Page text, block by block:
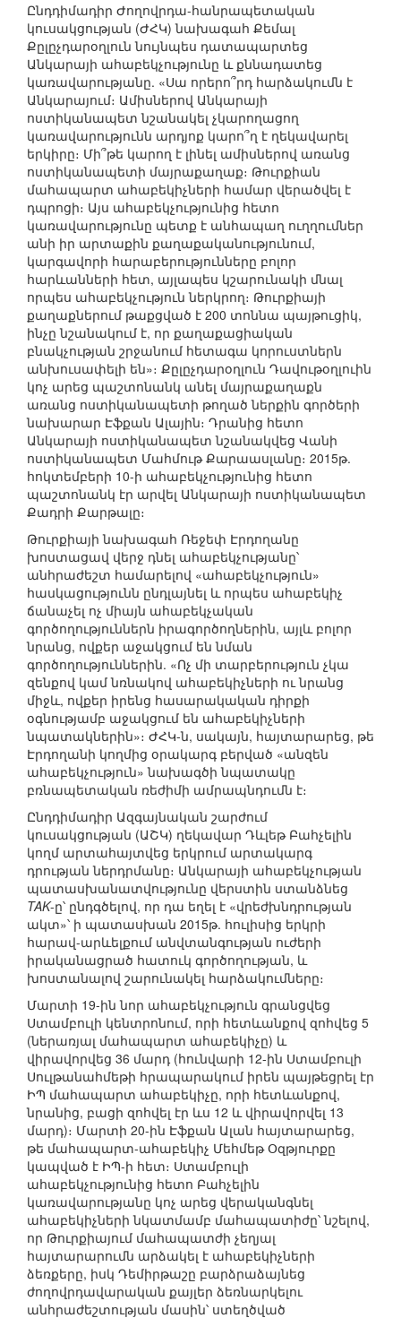
Ընդդիմադիր Ժողովրդա-հանրապետական
կուսակցության (ԺՀԿ) նախագահ Քեմալ
Քըլըչդարօղլուն նույնպես դատապարտեց
Անկարայի ահաբեկչությունը և քննադատեց
կառավարությանը. «Սա որերո՞րդ հարձակումն է
Անկարայում։ Ամիսներով Անկարայի
ոստիկանապետ նշանակել չկարողացող
կառավարությունն արդյոք կարո՞ղ է ղեկավարել
երկիրը։ Մի՞թե կարող է լինել ամիսներով առանց
ոստիկանապետի մայրաքաղաք։ Թուրքիան
մահապարտ ահաբեկիչների համար վերածվել է
դպրոցի։ Այս ահաբեկչությունից հետո
կառավարությունը պետք է անհապաղ ուղղումներ
անի իր արտաքին քաղաքականությունում,
կարգավորի հարաբերությունները բոլոր
հարևանների հետ, այլապես կշարունակի մնալ
որպես ահաբեկչություն ներկրող։ Թուրքիայի
քաղաքներում թաքցված է 200 տոննա պայթուցիկ,
ինչը նշանակում է, որ քաղաքացիական
բնակչության շրջանում հետագա կորուստներն
անխուսափելի են»։ Քըլըչդարօղլուն Դավութօղլուին
կոչ արեց պաշտոնանկ անել մայրաքաղաքն
առանց ոստիկանապետի թողած ներքին գործերի
նախարար Էֆքան Ալային։ Դրանից հետո
Անկարայի ոստիկանապետ նշանակվեց Վանի
ոստիկանապետ Մահմութ Քարաասլանը։ 2015թ.
հոկտեմբերի 10-ի ահաբեկչությունից հետո
պաշտոնանկ էր արվել Անկարայի ոստիկանապետ
Քադրի Քարթալը։
Թուրքիայի նախագահ Ռեջեփ Էրդողանը
խոստացավ վերջ դնել ահաբեկչությանը՝
անհրաժեշտ համարելով «ահաբեկչություն»
հասկացությունն ընդլայնել և որպես ահաբեկիչ
ճանաչել ոչ միայն ահաբեկչական
գործողություններն իրագործողներին, այլև բոլոր
նրանց, ովքեր աջակցում են նման
գործողություններին. «Ոչ մի տարբերություն չկա
զենքով կամ նռնակով ահաբեկիչների ու նրանց
միջև, ովքեր իրենց հասարակական դիրքի
օգնությամբ աջակցում են ահաբեկիչների
նպատակներին»։ ԺՀԿ-ն, սակայն, հայտարարեց, թե
Էրդողանի կողմից օրակարգ բերված «անզեն
ահաբեկչություն» նախագծի նպատակը
բռնապետական ռեժիմի ամրապնդումն է։
Ընդդիմադիր Ազգայնական շարժում
կուսակցության (ԱՇԿ) ղեկավար Դևլեթ Բահչելին
կողմ արտահայտվեց երկրում արտակարգ
դրության ներդրմանը։ Անկարայի ահաբեկչության
պատասխանատվությունը վերստին ստանձնեց
TAK-ը՝ ընդգծելով, որ դա եղել է «վրեժխնդրության
ակտ»՝ ի պատասխան 2015թ. հուլիսից երկրի
հարավ-արևելքում անվտանգության ուժերի
իրականացրած հատուկ գործողության, և
խոստանալով շարունակել հարձակումները։
Մարտի 19-ին նոր ահաբեկչություն գրանցվեց
Ստամբուլի կենտրոնում, որի հետևանքով զոհվեց 5
(ներառյալ մահապարտ ահաբեկիչը) և
վիրավորվեց 36 մարդ (հունվարի 12-ին Ստամբուլի
Սուլթանահմեթի հրապարակում իրեն պայթեցրել էր
ԻՊ մահապարտ ահաբեկիչը, որի հետևանքով,
նրանից, բացի զոհվել էր ևս 12 և վիրավորվել 13
մարդ)։ Մարտի 20-ին Էֆքան Ալան հայտարարեց,
թե մահապարտ-ահաբեկիչ Մեհմեթ Օզթյուրքը
կապված է ԻՊ-ի հետ։ Ստամբուլի
ահաբեկչությունից հետո Բահչելին
կառավարությանը կոչ արեց վերականգնել
ահաբեկիչների նկատմամբ մահապատիժը՝ նշելով,
որ Թուրքիայում մահապատժի չեղյալ
հայտարարումն արձակել է ահաբեկիչների
ձեռքերը, իսկ Դեմիրթաշը բարձրաձայնեց
ժողովրդավարական քայլեր ձեռնարկելու
անհրաժեշտության մասին՝ ստեղծված